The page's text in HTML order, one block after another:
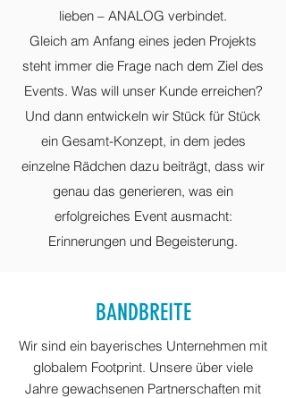
lieben – ANALOG verbindet.
Gleich am Anfang eines jeden Projekts
steht immer die Frage nach dem Ziel des
Events. Was will unser Kunde erreichen?
Und dann entwickeln wir Stück für Stück
ein Gesamt-Konzept, in dem jedes
einzelne Rädchen dazu beiträgt, dass wir
genau das generieren, was ein
erfolgreiches Event ausmacht:
Erinnerungen und Begeisterung.
BANDBREITE
Wir sind ein bayerisches Unternehmen mit
globalem Footprint. Unsere über viele
Jahre gewachsenen Partnerschaften mit